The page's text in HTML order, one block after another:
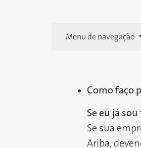
Menu de navegação
Como faço
Se eu já
Se sua
Ariba,